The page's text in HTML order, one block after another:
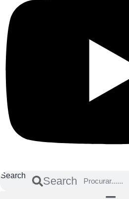
Search Search